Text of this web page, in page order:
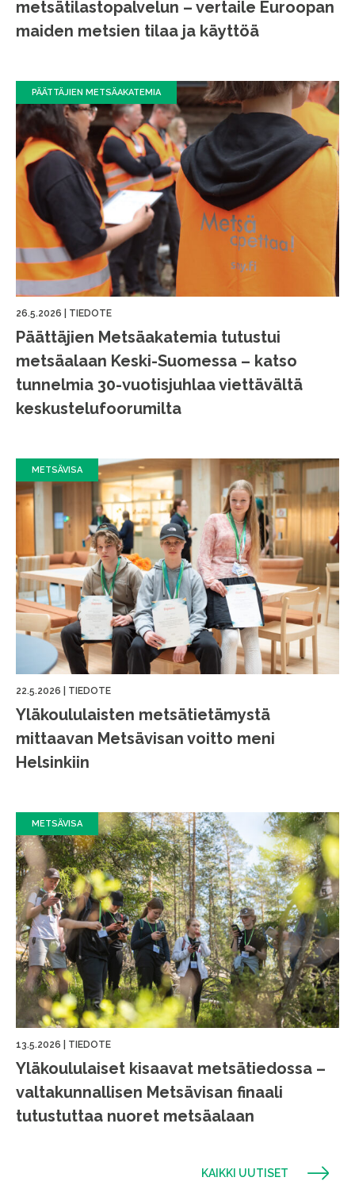
metsätilastopalvelun – vertaile Euroopan
maiden metsien tilaa ja käyttöä
PÄÄTTÄJIEN METSÄAKATEMIA
26.5.2026 TIEDOTE
Päättäjien Metsäakatemia tutustui
metsäalaan Keski-Suomessa – katso
tunnelmia 30-vuotisjuhlaa viettävältä
keskustelufoorumilta
METSÄVISA
22.5.2026 TIEDOTE
Yläkoululaisten metsätietämystä
mittaavan Metsävisan voitto meni
Helsinkiin
METSÄVISA
13.5.2026 TIEDOTE
Yläkoululaiset kisaavat metsätiedossa –
valtakunnallisen Metsävisan finaali
tutustuttaa nuoret metsäalaan
KAIKKI UUTISET